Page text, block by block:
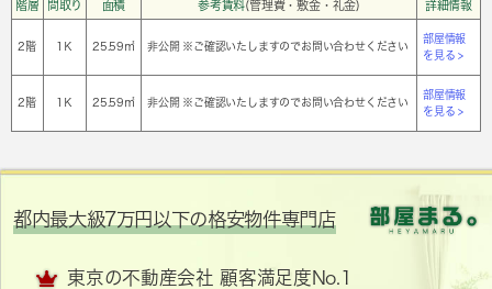
階層 間取り 面積 参考賃料(管理費・敷金・礼金) 詳細情報
2階 1Ｋ 25.59㎡ 非公開 ※ご確認いたしますのでお問い合わせください
部屋情報
を見る >
2階 1Ｋ 25.59㎡ 非公開 ※ご確認いたしますのでお問い合わせください
部屋情報
を見る >
都内最大級7万円以下の格安物件専門店
東京の不動産会社 顧客満足度No.1